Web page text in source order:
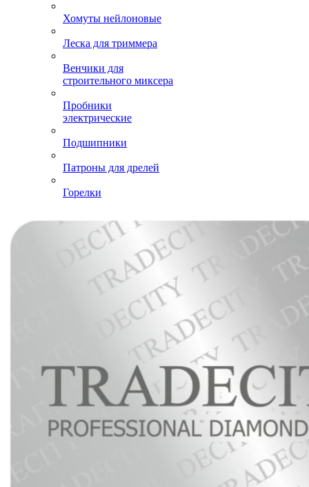
Хомуты нейлоновые
Леска для триммера
Венчики для
строительного миксера
Пробники
электрические
Подшипники
Патроны для дрелей
Горелки